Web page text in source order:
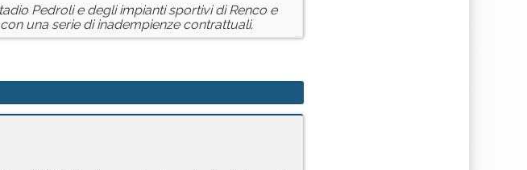
Pedroli e degli impianti sportivi di Renco e
una serie di inadempienze contrattuali.